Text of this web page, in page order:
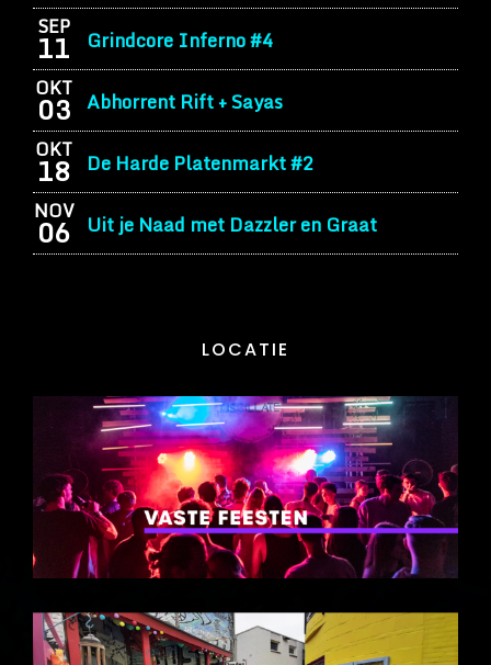
SEP
11 Grindcore Inferno #4
OKT
03 Abhorrent Rift + Sayas
OKT
18 De Harde Platenmarkt #2
NOV
06 Uit je Naad met Dazzler en Graat
LOCATIE